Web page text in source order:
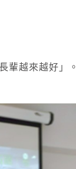
輩越來越好」。